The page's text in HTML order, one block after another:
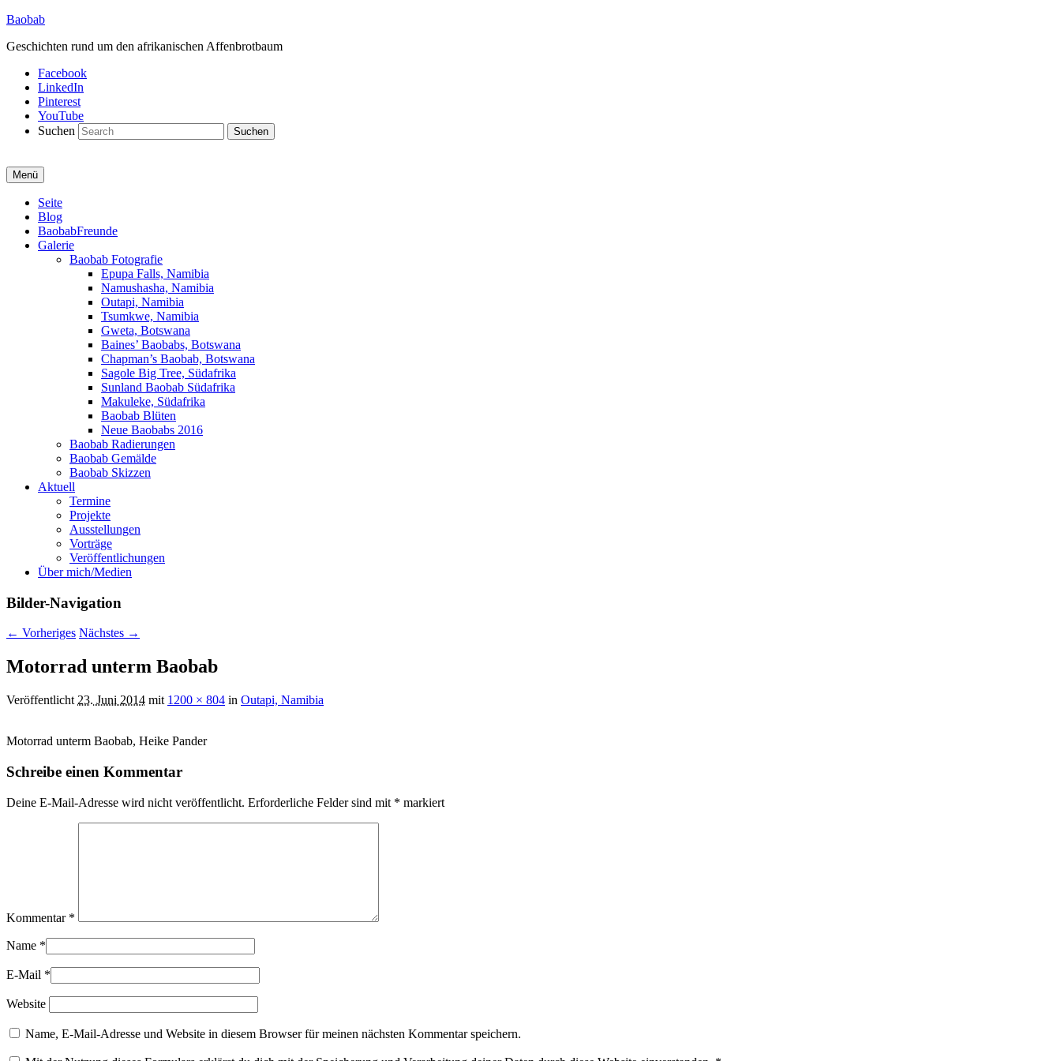
Baobab
Geschichten rund um den afrikanischen Affenbrotbaum
Facebook
LinkedIn
Pinterest
YouTube
Suchen
Menü
Primäres
Menü
Seite
Blog
BaobabFreunde
Galerie
Baobab Fotografie
Epupa Falls, Namibia
Namushasha, Namibia
Outapi, Namibia
Tsumkwe, Namibia
Gweta, Botswana
Baines’ Baobabs, Botswana
Chapman’s Baobab, Botswana
Sagole Big Tree, Südafrika
Sunland Baobab Südafrika
Makuleke, Südafrika
Baobab Blüten
Neue Baobabs 2016
Baobab Radierungen
Baobab Gemälde
Baobab Skizzen
Aktuell
Termine
Projekte
Ausstellungen
Vorträge
Veröffentlichungen
Über mich/Medien
Bilder-Navigation
← Vorheriges Nächstes →
Motorrad unterm Baobab
Veröffentlicht 23. Juni 2014 mit 1200 × 804 in Outapi, Namibia
Motorrad unterm Baobab, Heike Pander
Schreibe einen Kommentar
Deine E-Mail-Adresse wird nicht veröffentlicht. Erforderliche Felder sind mit * markiert
Kommentar *
Name *
E-Mail *
Website
Name, E-Mail-Adresse und Website in diesem Browser für meinen nächsten Kommentar speichern.